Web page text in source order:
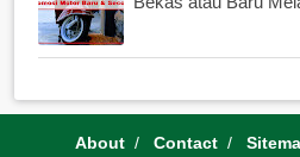
About Contact